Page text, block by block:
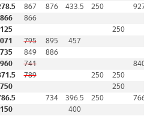
867 876 433.5 250
927
866
250
795 895
457
849
886
741
840
789 250
250
250
734 396.5 250
766
400